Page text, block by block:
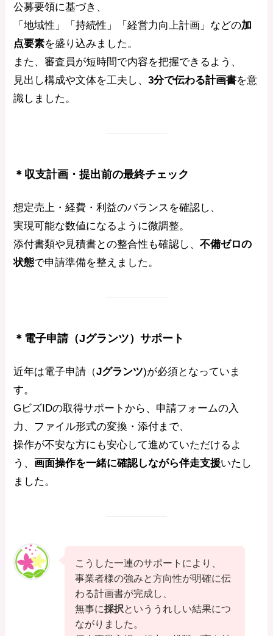
公募要領に基づき、
「地域性」「持続性」「経営力向上計画」などの加
点要素を盛り込みました。
また、審査員が短時間で内容を把握できるよう、
見出し構成や文体を工夫し、3分で伝わる計画書を意
識しました。
＊収支計画・提出前の最終チェック
想定売上・経費・利益のバランスを確認し、
実現可能な数値になるように微調整。
添付書類や見積書との整合性も確認し、不備ゼロの
状態で申請準備を整えました。
＊電子申請（Jグランツ）サポート
近年は電子申請（Jグランツ)が必須となっていま
す。
GビズIDの取得サポートから、申請フォームの入
力、ファイル形式の変換・添付まで、
操作が不安な方にも安心して進めていただけるよ
う、画面操作を一緒に確認しながら伴走支援いたし
ました。
こうした一連のサポートにより、
事業者様の強みと方向性が明確に伝
わる計画書が完成し、
無事に採択といううれしい結果につ
ながりました。